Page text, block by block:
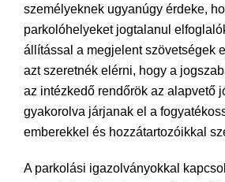
személyeknek ugyanúgy érdeke,
parkolóhelyeket jogtalanul
állítással a megjelent szövetségek
azt szeretnék elérni, hogy a
az intézkedő rendőrök az alapvető
gyakorolva járjanak el a
emberekkel és hozzátartozóikkal
A parkolási igazolványokkal